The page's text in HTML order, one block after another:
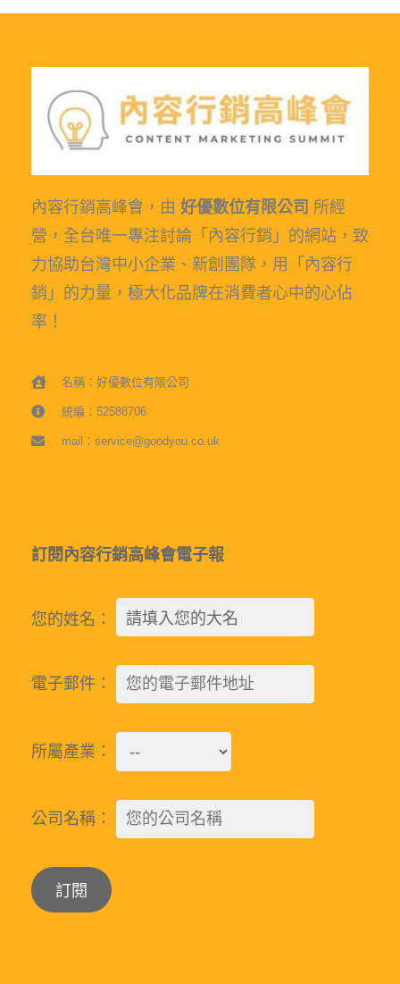
內容行銷高峰會，由 好優數位有限公司 所經
營，全台唯一專注討論「內容行銷」的網站，致
力協助台灣中小企業、新創團隊，用「內容行
銷」的力量，極大化品牌在消費者心中的心佔
率！
名稱：好優數位有限公司
統編：52588706
mail：service@goodyou.co.uk
訂閱內容行銷高峰會電子報
您的姓名：
電子郵件：
所屬產業：
公司名稱：